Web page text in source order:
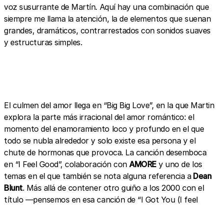
voz susurrante de Martín. Aquí hay una combinación que
siempre me llama la atención, la de elementos que suenan
grandes, dramáticos, contrarrestados con sonidos suaves
y estructuras simples.
El culmen del amor llega en “Big Big Love”, en la que Martin
explora la parte más irracional del amor romántico: el
momento del enamoramiento loco y profundo en el que
todo se nubla alrededor y solo existe esa persona y el
chute de hormonas que provoca. La canción desemboca
en “I Feel Good”, colaboración conAMOREy uno de los
temas en el que también se nota alguna referencia aDean
Blunt. Más allá de contener otro guiño a los 2000 con el
título —pensemos en esa canción de “I Got You (I feel